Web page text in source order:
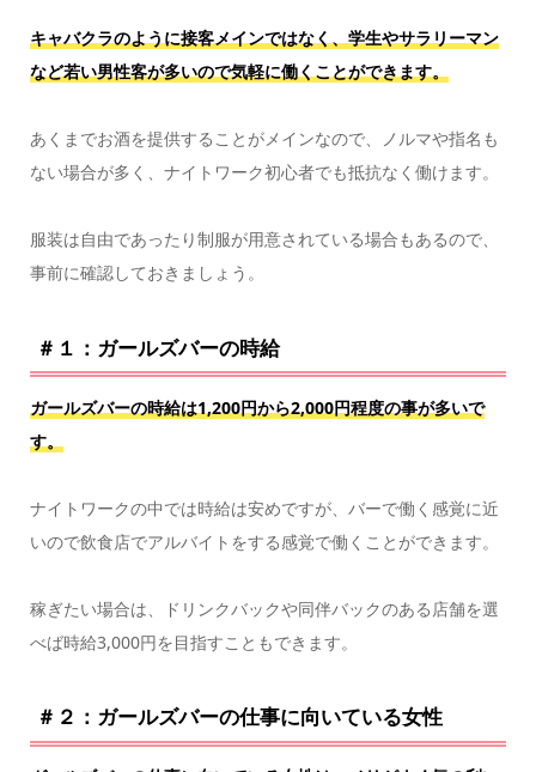
キャバクラのように接客メインではなく、学生やサラリーマン
など若い男性客が多いので気軽に働くことができます。
あくまでお酒を提供することがメインなので、ノルマや指名も
ない場合が多く、ナイトワーク初心者でも抵抗なく働けます。
服装は自由であったり制服が用意されている場合もあるので、
事前に確認しておきましょう。
＃１：ガールズバーの時給
ガールズバーの時給は1,200円から2,000円程度の事が多いで
す。
ナイトワークの中では時給は安めですが、バーで働く感覚に近
いので飲食店でアルバイトをする感覚で働くことができます。
稼ぎたい場合は、ドリンクバックや同伴バックのある店舗を選
べば時給3,000円を目指すこともできます。
＃２：ガールズバーの仕事に向いている女性